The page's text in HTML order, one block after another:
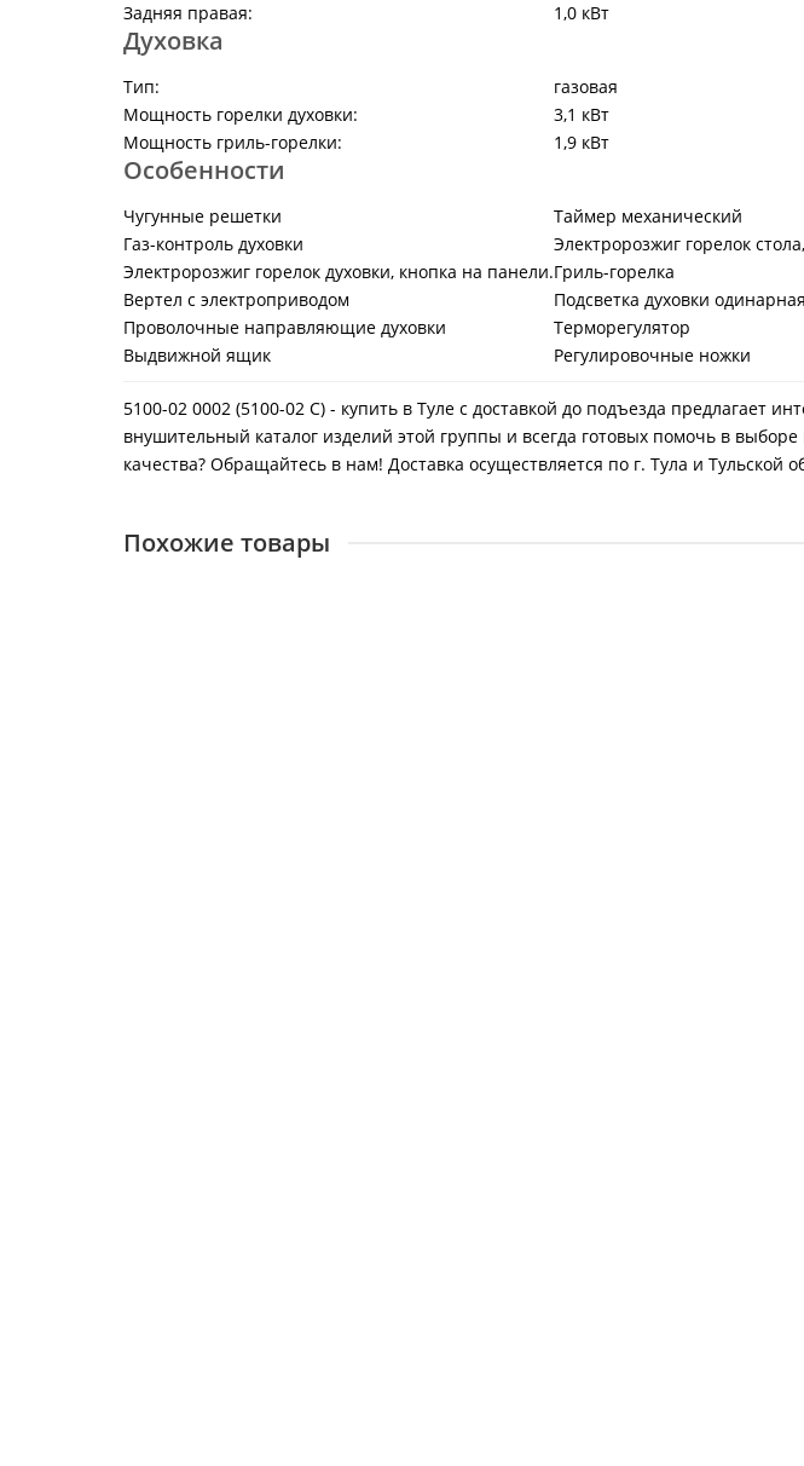
Задняя правая:
1,0 кВт
Духовка
Тип:
газовая
Мощность горелки духовки:
3,1 кВт
Мощность гриль-горелки:
1,9 кВт
Особенности
Чугунные решетки
Таймер механический
Газ-контроль духовки
Электророзжиг горелок
Электророзжиг горелок духовки, кнопка на панели.Гриль-горелка
Вертел с электроприводом
Подсветка духовки одинарная
Проволочные направляющие духовки
Терморегулятор
Выдвижной ящик
Регулировочные ножки
5100-02 0002 (5100-02 C) - купить в Туле с доставкой до подъезда предлагает
внушительный каталог изделий этой группы и всегда готовых помочь в
качества? Обращайтесь в нам! Доставка осуществляется по г. Тула и Тульской
Похожие товары